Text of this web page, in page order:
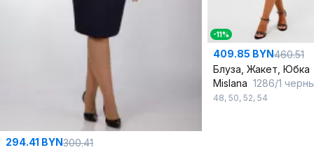
294.41 BYN300.41
-11%
409.85 BYN460.51
Блуза, Жакет, Юбка
Mislana 1286/1
48, 50, 52, 54